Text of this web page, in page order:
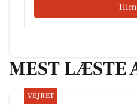
MEST LÆSTE
VEJRET